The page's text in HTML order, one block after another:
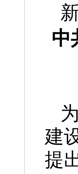
中
建
提